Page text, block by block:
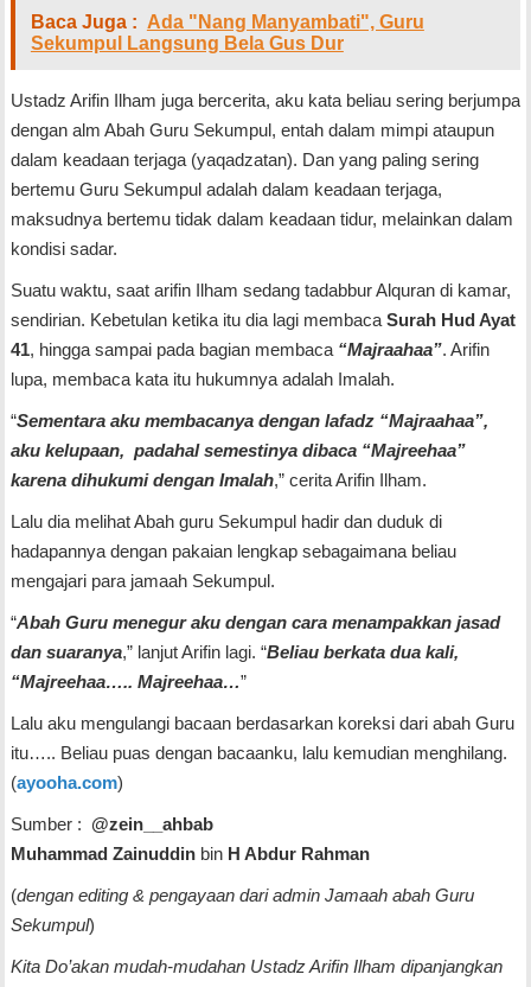
Baca Juga : Ada "Nang Manyambati", Guru
Sekumpul Langsung Bela Gus Dur
Ustadz Arifin Ilham juga bercerita, aku kata beliau sering berjumpa
dengan alm Abah Guru Sekumpul, entah dalam mimpi ataupun
dalam keadaan terjaga (yaqadzatan). Dan yang paling sering
bertemu Guru Sekumpul adalah dalam keadaan terjaga,
maksudnya bertemu tidak dalam keadaan tidur, melainkan dalam
kondisi sadar.
Suatu waktu, saat arifin Ilham sedang tadabbur Alquran di kamar,
sendirian. Kebetulan ketika itu dia lagi membaca Surah Hud Ayat
41, hingga sampai pada bagian membaca “Majraahaa”. Arifin
lupa, membaca kata itu hukumnya adalah Imalah.
“Sementara aku membacanya dengan lafadz “Majraahaa”,
aku kelupaan, padahal semestinya dibaca “Majreehaa”
karena dihukumi dengan Imalah,” cerita Arifin Ilham.
Lalu dia melihat Abah guru Sekumpul hadir dan duduk di
hadapannya dengan pakaian lengkap sebagaimana beliau
mengajari para jamaah Sekumpul.
“Abah Guru menegur aku dengan cara menampakkan jasad
dan suaranya,” lanjut Arifin lagi. “Beliau berkata dua kali,
“Majreehaa….. Majreehaa…”
Lalu aku mengulangi bacaan berdasarkan koreksi dari abah Guru
itu….. Beliau puas dengan bacaanku, lalu kemudian menghilang.
(ayooha.com)
Sumber : @zein__ahbab
Muhammad Zainuddinbin H Abdur Rahman
(dengan editing & pengayaan dari admin Jamaah abah Guru
Sekumpul)
Kita Do’akan mudah-mudahan Ustadz Arifin Ilham dipanjangkan